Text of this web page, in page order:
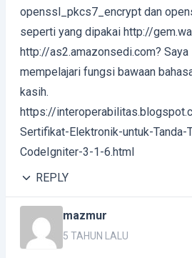
openssl_pkcs7_encrypt dan
seperti yang dipakai http://
http://as2.amazonsedi.com?
mempelajari fungsi bawaan
kasih.
https://
Sertifikat-Elektronik-untuk-Tanda-
CodeIgniter-3-1-6.html
REPLY
mazmur
5 TAHUN LALU